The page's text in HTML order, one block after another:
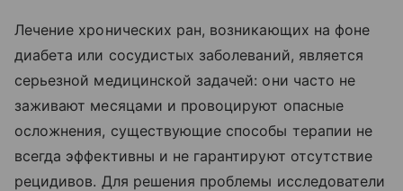
Лечение хронических ран, возникающих на фоне
диабета или сосудистых заболеваний, является
серьезной медицинской задачей: они часто не
заживают месяцами и провоцируют опасные
осложнения, существующие способы терапии не
всегда эффективны и не гарантируют отсутствие
рецидивов. Для решения проблемы исследователи